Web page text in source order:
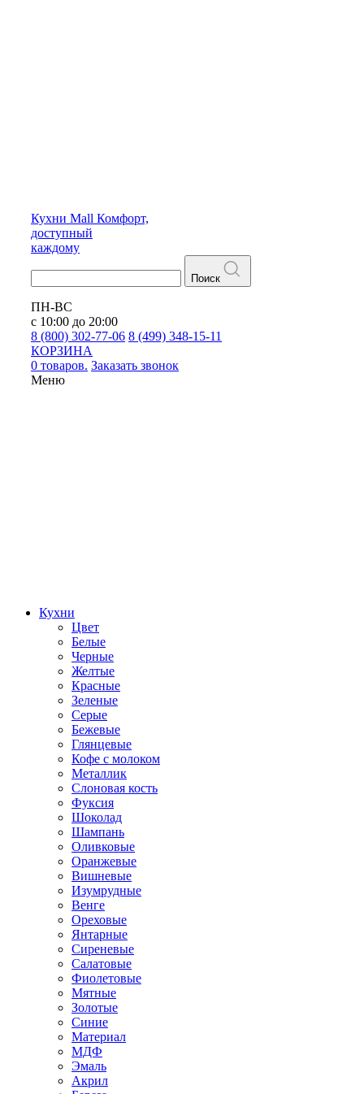
Кухни Mall Комфорт,
доступный
каждому
Поиск
ПН-ВС
с 10:00 до 20:00
8 (800) 302-77-06 8 (499) 348-15-11
КОРЗИНА
0 товаров. Заказать звонок
Меню
Кухни
Цвет
Белые
Черные
Желтые
Красные
Зеленые
Серые
Бежевые
Глянцевые
Кофе с молоком
Металлик
Слоновая кость
Фуксия
Шоколад
Шампань
Оливковые
Оранжевые
Вишневые
Изумрудные
Венге
Ореховые
Янтарные
Сиреневые
Салатовые
Фиолетовые
Мятные
Золотые
Синие
Материал
МДФ
Эмаль
Акрил